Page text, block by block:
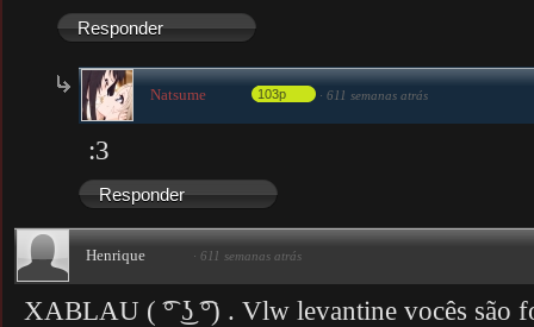
Responder
Natsume 103p · 611 semanas atrás
:3
Responder
Henrique · 611 semanas atrás
XABLAU ( ͡° ͜ʖ ͡°) . Vlw levantine vocês são